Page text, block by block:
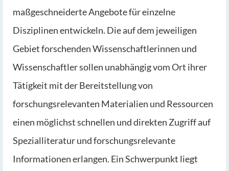
maßgeschneiderte Angebote für einzelne
Disziplinen entwickeln. Die auf dem jeweiligen
Gebiet forschenden Wissenschaftlerinnen und
Wissenschaftler sollen unabhängig vom Ort ihrer
Tätigkeit mit der Bereitstellung von
forschungsrelevanten Materialien und Ressourcen
einen möglichst schnellen und direkten Zugriff auf
Spezialliteratur und forschungsrelevante
Informationen erlangen. Ein Schwerpunkt liegt